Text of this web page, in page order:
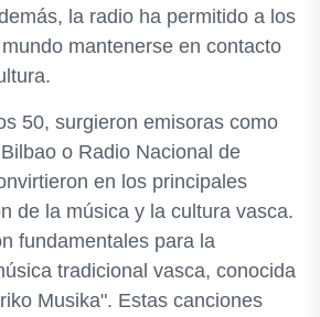
la radio ha permitido a los
mantenerse en contacto
50, surgieron emisoras como
o Radio Nacional de
en los principales
de la música y la cultura vasca.
fundamentales para la
tradicional vasca, conocida
Musika". Estas canciones